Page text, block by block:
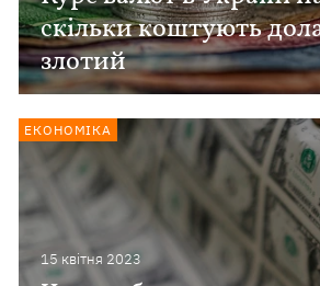
скільки коштують
злотий
15 квiтня 2023
ЕКОНОМІКА